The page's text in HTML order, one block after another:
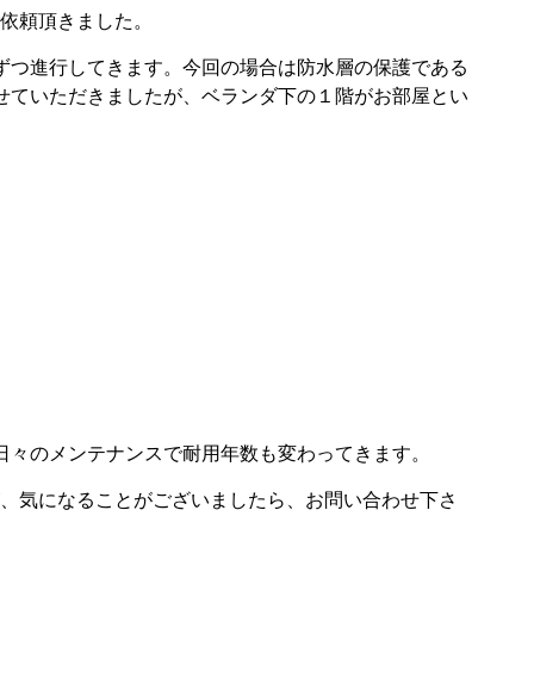
頼頂きました。
進行してきます。今回の場合は防水層の保護である
いただきましたが、ベランダ下の１階がお部屋とい
のメンテナンスで耐用年数も変わってきます。
気になることがございましたら、お問い合わせ下さ